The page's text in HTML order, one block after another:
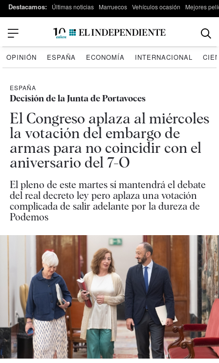
Destacamos: Últimas noticias Marruecos Vehículos ocasión Mejores
OPINIÓN ESPAÑA ECONOMÍA INTERNACIONAL
ESPAÑA
Decisión de la Junta de Portavoces
El Congreso aplaza al miércoles
la votación del embargo de
armas para no coincidir con el
aniversario del 7-O
El pleno de este martes sí mantendrá el debate
del real decreto ley pero aplaza una votación
complicada de salir adelante por la dureza de
Podemos